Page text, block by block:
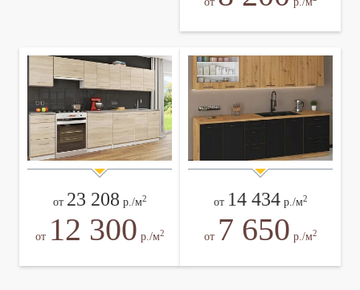
от 23 208 р./м2
от 12 300 р./м2
от 14 434р./м2
от 7 650 р./м2